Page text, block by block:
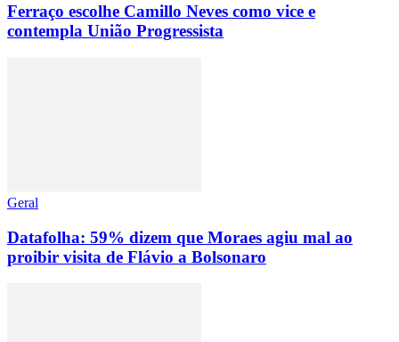
Ferraço escolhe Camillo Neves como vice e
contempla União Progressista
Geral
Datafolha: 59% dizem que Moraes agiu mal ao
proibir visita de Flávio a Bolsonaro